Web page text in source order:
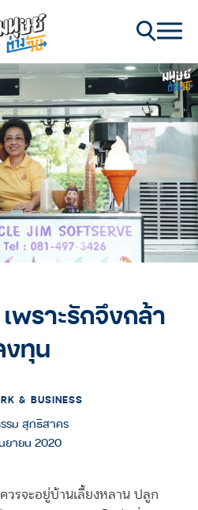
พราะรักจึงกล้า
งทุน
& BUSINESS
รม สุทธิสาคร
ยายน 2020
วรจะอยู่บ้านเลี้ยงหลาน ปลูก